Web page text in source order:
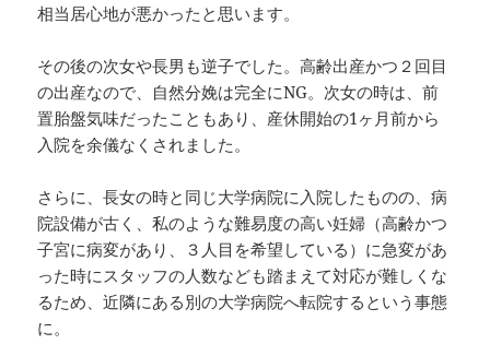
相当居心地が悪かったと思います。
その後の次女や長男も逆子でした。高齢出産かつ２回目
の出産なので、自然分娩は完全にNG。次女の時は、前
置胎盤気味だったこともあり、産休開始の1ヶ月前から
入院を余儀なくされました。
さらに、長女の時と同じ大学病院に入院したものの、病
院設備が古く、私のような難易度の高い妊婦（高齢かつ
子宮に病変があり、３人目を希望している）に急変があ
った時にスタッフの人数なども踏まえて対応が難しくな
るため、近隣にある別の大学病院へ転院するという事態
に。